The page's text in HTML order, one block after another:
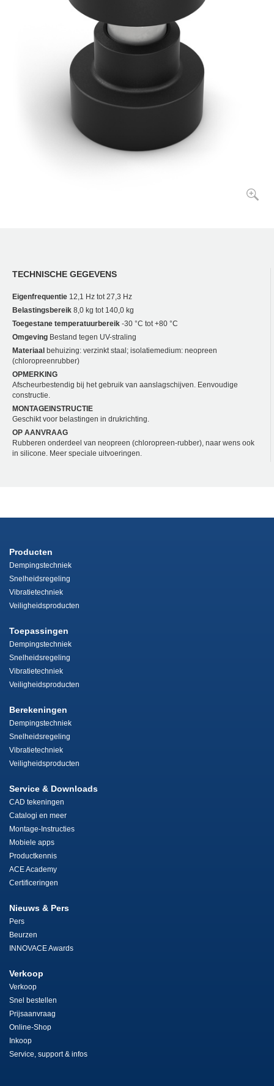
TECHNISCHE GEGEVENS
Eigenfrequentie 12,1 Hz tot 27,3 Hz
Belastingsbereik 8,0 kg tot 140,0 kg
Toegestane temperatuurbereik -30 °C tot +80 °C
Omgeving Bestand tegen UV-straling
Materiaal behuizing: verzinkt staal; isolatiemedium: neopreen
(chloropreenrubber)
OPMERKING
Afscheurbestendig bij het gebruik van aanslagschijven. Eenvoudige
constructie.
MONTAGEINSTRUCTIE
Geschikt voor belastingen in drukrichting.
OP AANVRAAG
Rubberen onderdeel van neopreen (chloropreen-rubber), naar wens ook
in silicone. Meer speciale uitvoeringen.
Producten
Dempingstechniek
Snelheidsregeling
Vibratietechniek
Veiligheidsproducten
Toepassingen
Dempingstechniek
Snelheidsregeling
Vibratietechniek
Veiligheidsproducten
Berekeningen
Dempingstechniek
Snelheidsregeling
Vibratietechniek
Veiligheidsproducten
Service & Downloads
CAD tekeningen
Catalogi en meer
Montage-Instructies
Mobiele apps
Productkennis
ACE Academy
Certificeringen
Nieuws & Pers
Pers
Beurzen
INNOVACE Awards
Verkoop
Verkoop
Snel bestellen
Prijsaanvraag
Online-Shop
Inkoop
Service, support & infos